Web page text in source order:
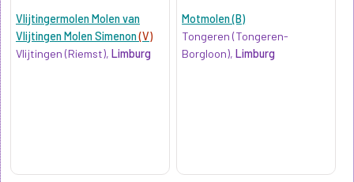
Vlijtingermolen Molen van
Vlijtingen Molen Simenon(V)
Vlijtingen (Riemst), Limburg
Motmolen (B)
Tongeren (Tongeren-
Borgloon),Limburg